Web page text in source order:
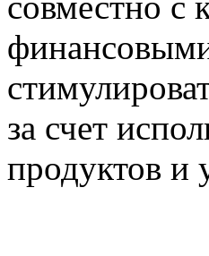
за счет
продуктов и